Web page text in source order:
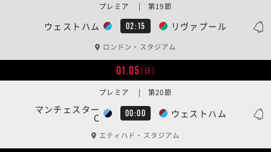
ウェストハム 02:15 リヴァプール
プレミア | 第19節
ロンドン・スタジアム
01.05[日]
マンチェスター
C 00:00 ウェストハム
プレミア | 第20節
エティハド・スタジアム